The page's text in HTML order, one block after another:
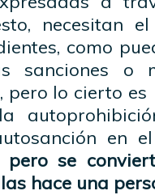
necesitan
como
sanciones o
pero lo cierto
en
pero se
hace una